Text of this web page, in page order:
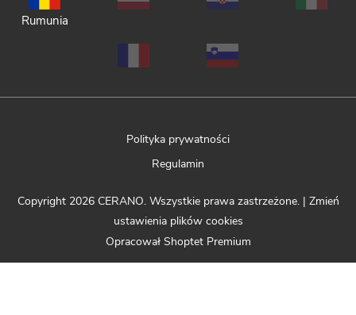
Rumunia
Polityka prywatności
Regulamin
Opracował Shoptet Premium
Copyright 2026 CERANO. Wszystkie prawa zastrzeżone. | Zmień
ustawienia plików cookies